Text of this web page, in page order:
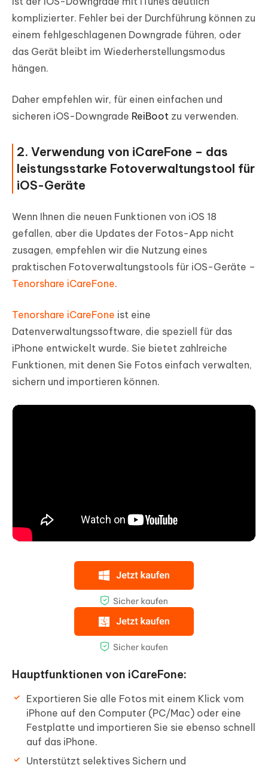
komplizierter. Fehler bei der Durchführung können zu
einem fehlgeschlagenen Downgrade führen, oder
das Gerät bleibt im Wiederherstellungsmodus
hängen.
Daher empfehlen wir, für einen einfachen und
sicheren iOS-Downgrade ReiBoot zu verwenden.
2. Verwendung von iCareFone – das
leistungsstarke Fotoverwaltungstool für
iOS-Geräte
Wenn Ihnen die neuen Funktionen von iOS 18
gefallen, aber die Updates der Fotos-App nicht
zusagen, empfehlen wir die Nutzung eines
praktischen Fotoverwaltungstools für iOS-Geräte –
Tenorshare iCareFone.
Tenorshare iCareFone ist eine
Datenverwaltungssoftware, die speziell für das
iPhone entwickelt wurde. Sie bietet zahlreiche
Funktionen, mit denen Sie Fotos einfach verwalten,
sichern und importieren können.
Hauptfunktionen von iCareFone:
Exportieren Sie alle Fotos mit einem Klick vom
iPhone auf den Computer (PC/Mac) oder eine
Festplatte und importieren Sie sie ebenso schnell
auf das iPhone.
Unterstützt selektives Sichern und